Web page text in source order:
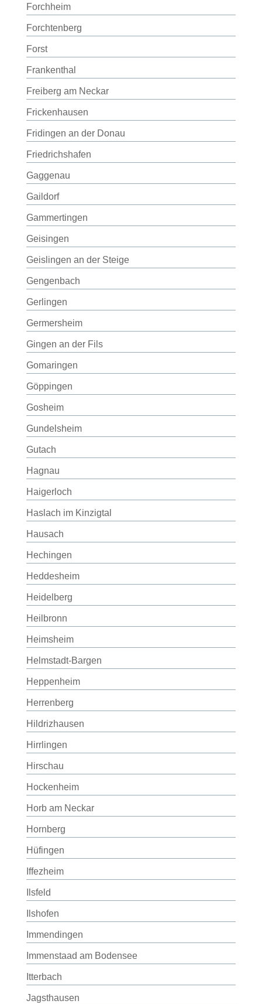
Forchheim
Forchtenberg
Forst
Frankenthal
Freiberg am Neckar
Frickenhausen
Fridingen an der Donau
Friedrichshafen
Gaggenau
Gaildorf
Gammertingen
Geisingen
Geislingen an der Steige
Gengenbach
Gerlingen
Germersheim
Gingen an der Fils
Gomaringen
Göppingen
Gosheim
Gundelsheim
Gutach
Hagnau
Haigerloch
Haslach im Kinzigtal
Hausach
Hechingen
Heddesheim
Heidelberg
Heilbronn
Heimsheim
Helmstadt-Bargen
Heppenheim
Herrenberg
Hildrizhausen
Hirrlingen
Hirschau
Hockenheim
Horb am Neckar
Hornberg
Hüfingen
Iffezheim
Ilsfeld
Ilshofen
Immendingen
Immenstaad am Bodensee
Itterbach
Jagsthausen